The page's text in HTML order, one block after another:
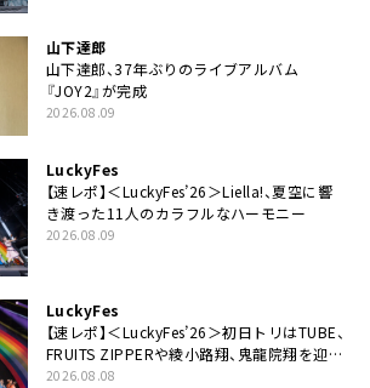
山下達郎
山下達郎、37年ぶりのライブアルバム
『JOY2』が完成
2026.08.09
LuckyFes
【速レポ】＜LuckyFes’26＞Liella!、夏空に響
き渡った11人のカラフルなハーモニー
2026.08.09
LuckyFes
【速レポ】＜LuckyFes’26＞初日トリはTUBE、
FRUITS ZIPPERや綾小路翔、鬼龍院翔を迎え
た豪華コラボも「知ってたらぜひ一緒に歌っ
2026.08.08